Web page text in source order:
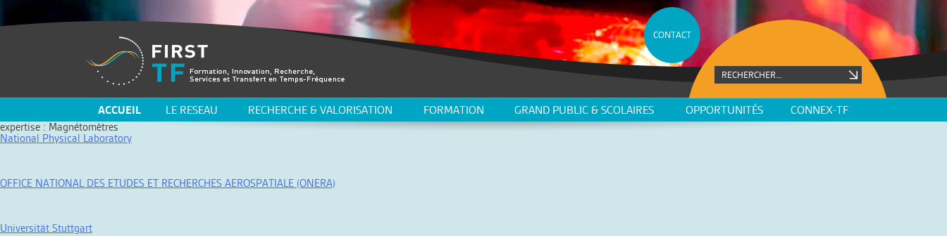
CONTACT
ACCUEIL LE RESEAU RECHERCHE & VALORISATION FORMATION GRAND PUBLIC & SCOLAIRES OPPORTUNITÉS CONNEX-TF
expertise : Magnétomètres
National Physical Laboratory
OFFICE NATIONAL DES ETUDES ET RECHERCHES AEROSPATIALE (ONERA)
Universität Stuttgart